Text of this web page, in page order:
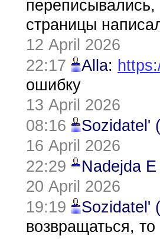
страницы
12 April 2026
22:17
Alla:
ошибку
13 April 2026
08:16
Sozidatel'
16 April 2026
22:29
Nadejda
20 April 2026
19:19
Sozidatel'
возвращаться,